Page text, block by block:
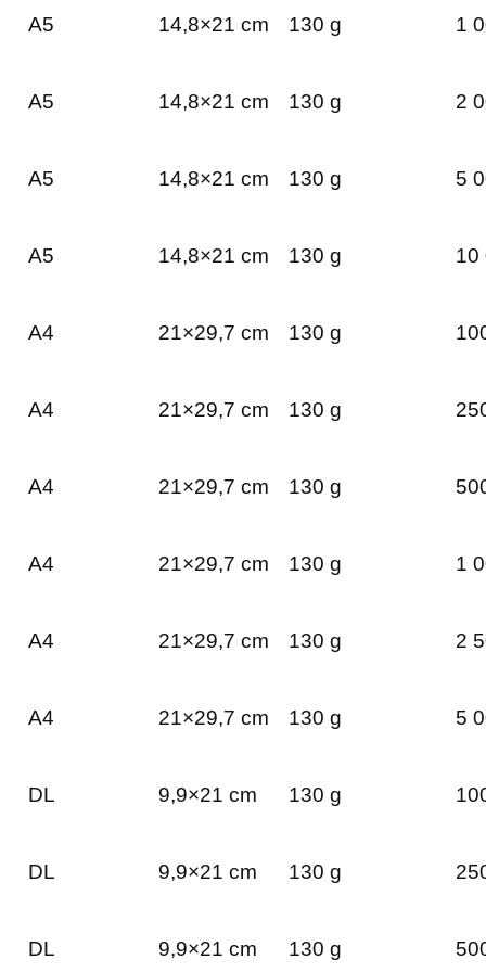
A5 14,8×21 cm 130 g 1
A5 14,8×21 cm 130 g 2
A5 14,8×21 cm 130 g 5
A5 14,8×21 cm 130 g 10
A4 21×29,7 cm 130 g
A4 21×29,7 cm 130 g
A4 21×29,7 cm 130 g
A4 21×29,7 cm 130 g 1
A4 21×29,7 cm 130 g 2
A4 21×29,7 cm 130 g 5
DL 9,9×21 cm 130 g
DL 9,9×21 cm 130 g
DL 9,9×21 cm 130 g